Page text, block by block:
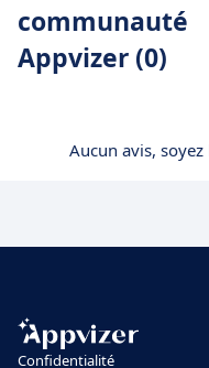
communauté
Appvizer (0)
Aucun avis,
Confidentialité